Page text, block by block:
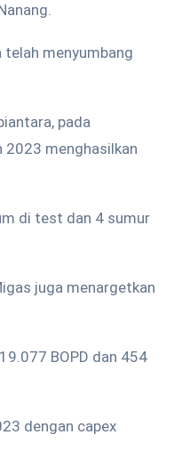
telah menyumbang
pada
2023 menghasilkan
di test dan 4 sumur
juga menargetkan
BOPD dan 454
dengan capex